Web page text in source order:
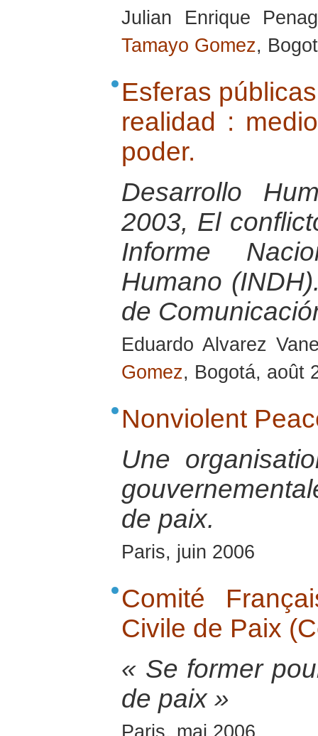
Julian Enrique
Tamayo Gomez,
Esferas
realidad :
poder.
Desarrollo
2003, El
Informe
Humano
de
Eduardo Alvarez
Gomez, Bogotá, août
Nonviolent
Une
de paix.
Paris, juin 2006
Comité
Civile de Paix
« Se former
de paix »
Paris, mai 2006